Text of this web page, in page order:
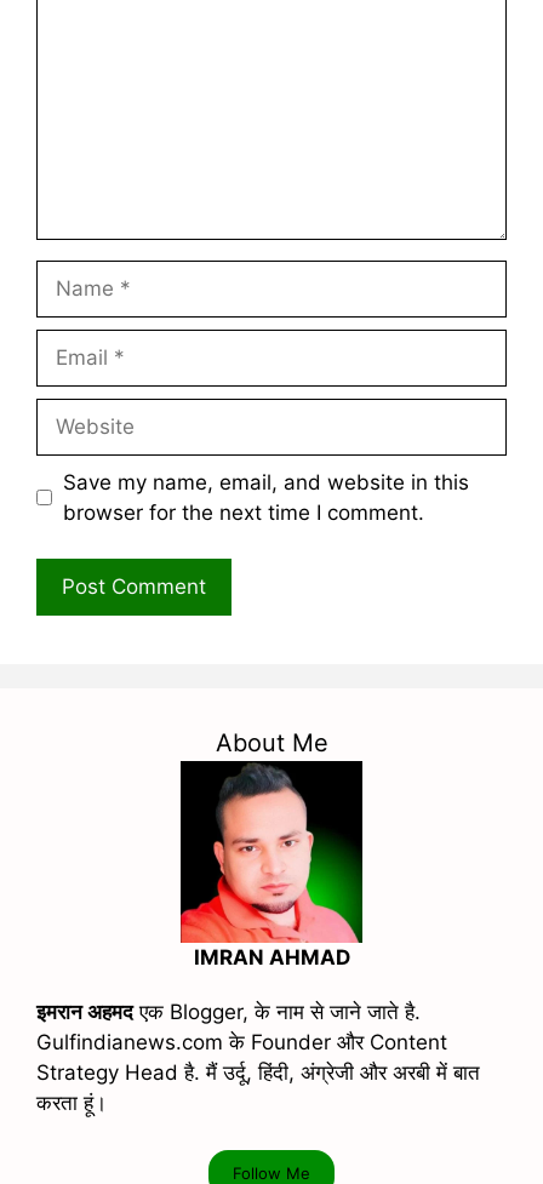
Save my name, email, and website in this
browser for the next time I comment.
About Me
IMRAN AHMAD
इमरान अहमदएक Blogger, के नाम से जाने जाते है.
Gulfindianews.com के Founder और Content
Strategy Head है. मैं उर्दू, हिंदी, अंग्रेजी और अरबी में बात
करता हूं।
Follow Me